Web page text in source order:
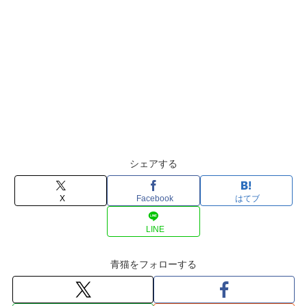
シェアする
X Facebook はてブ
LINE
青猫をフォローする